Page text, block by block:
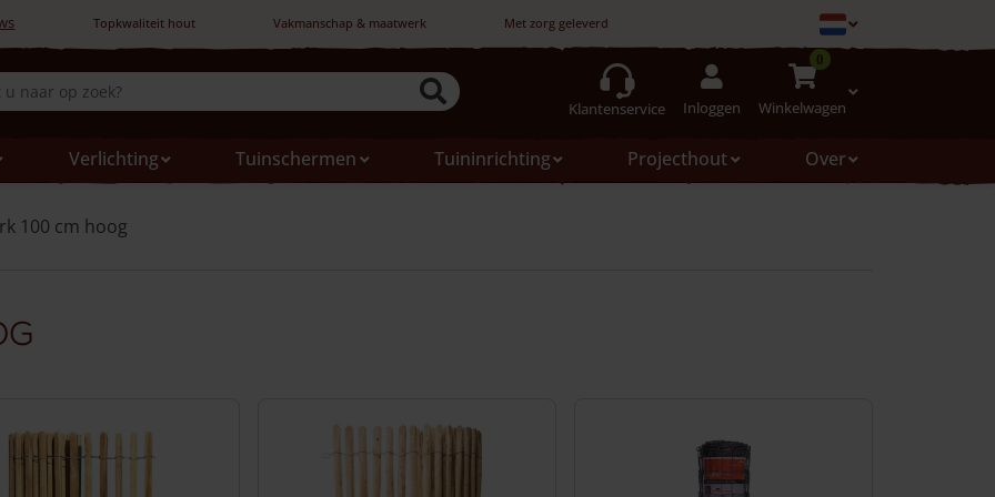
Topkwaliteit hout Vakmanschap & maatwerk Met zorg geleverd
Klantenservice Inloggen
0
Winkelwagen
Verlichting
Tuinschermen
Tuininrichting
Projecthout
Over
100 cm hoog